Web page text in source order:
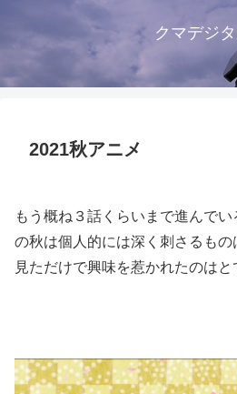
クマデジ
2021秋アニメ
もう概ね３話くらいまで進んで
の秋は個人的には深く刺さるも
見ただけで興味を惹かれたのはと